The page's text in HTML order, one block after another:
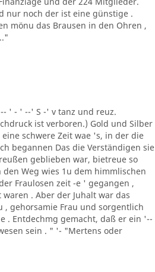
nur noch der ist eine günstige .
mönu das Brausen in den Ohren ,
' - ' --' S -' v tanz und reuz.
ist verboren.) Gold und Silber
schwere Zeit wae 's, in der die
begannen Das die Verständigen sie
geblieben war, bietreue so
Weg wies 1u dem himmlischen
Fraulosen zeit -e ' gegangen ,
. Aber der Juhalt war das
, gehorsamie Frau und sorgentlich
. Entdechmg gemacht, daß er ein '--
sein . " '- "Mertens oder